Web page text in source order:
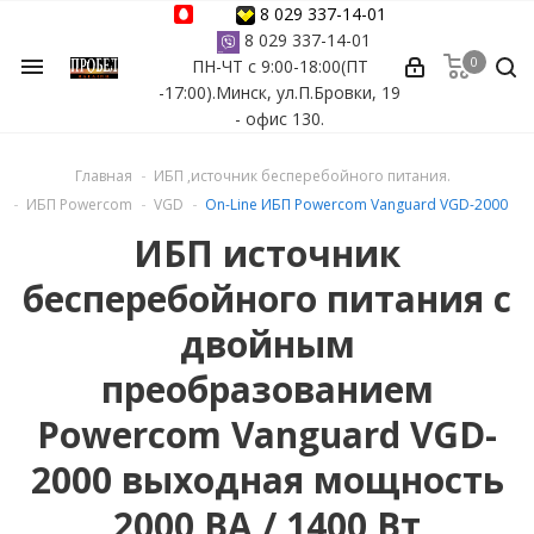
menu
8 029 337-14-01
8 029 337-14-01
ПН-ЧТ с 9:00-18:00(ПТ
-17:00).Минск, ул.П.Бровки, 19
- офис 130.
бассейнов
0
Главная
ИБП ,источник бесперебойного питания.
ИБП Powercom
VGD On-Line ИБП Powercom Vanguard VGD-2000
ИБП источник
бесперебойного питания с
двойным
преобразованием
Powercom Vanguard VGD-
2000 выходная мощность